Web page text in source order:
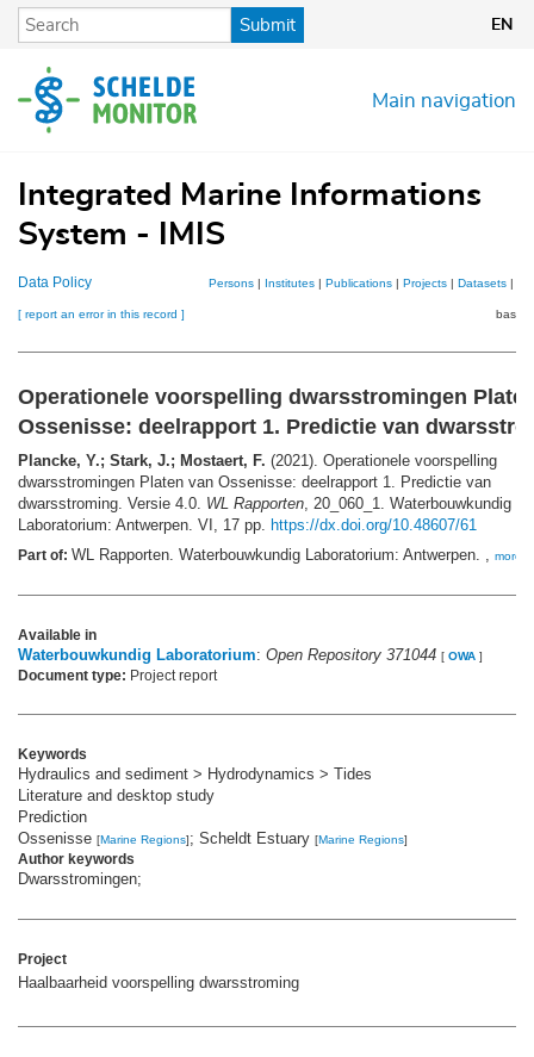
Skip
content
Submit EN
Main navigation
Integrated Marine Informations
System - IMIS
Data Policy Persons | Institutes | Publications | Projects | Datasets |
[ report an error in this record ]
Operationele voorspelling dwarsstromingen
Ossenisse: deelrapport 1. Predictie van
Plancke, Y.; Stark, J.; Mostaert, F. (2021). Operationele voorspelling
dwarsstromingen Platen van Ossenisse: deelrapport 1. Predictie van
dwarsstroming. Versie 4.0. WL Rapporten, 20_060_1. Waterbouwkundig
Laboratorium: Antwerpen. VI, 17 pp. https://dx.doi.org/10.48607/61
Part of: WL Rapporten. Waterbouwkundig Laboratorium: Antwerpen. , more
Available in
Waterbouwkundig Laboratorium: Open Repository 371044 [ OWA ]
Document type: Project report
Keywords
Hydraulics and sediment > Hydrodynamics > Tides
Literature and desktop study
Prediction
Ossenisse [Marine Regions]; Scheldt Estuary [Marine Regions]
Author keywords
Dwarsstromingen;
Project
Haalbaarheid voorspelling dwarsstroming